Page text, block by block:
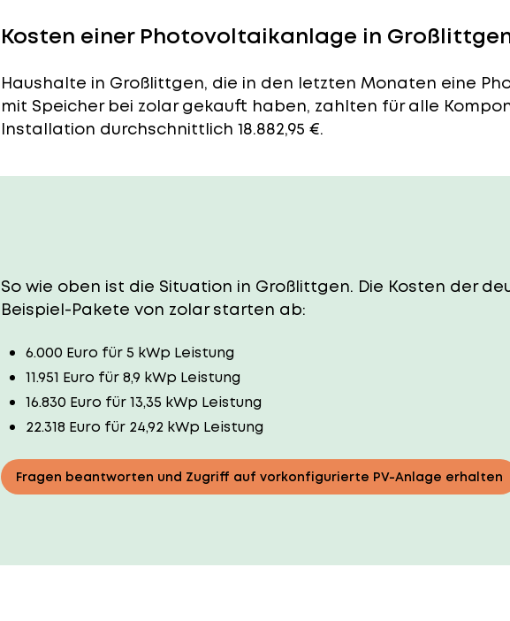
Kosten einer Photovoltaikanlage in
Haushalte in Großlittgen, die in den letzten Monaten eine
mit Speicher bei zolar gekauft haben, zahlten für alle
Installation durchschnittlich 18.882,95 €.
So wie oben ist die Situation in Großlittgen. Die Kosten der
Beispiel-Pakete von zolar starten ab:
6.000 Euro für 5 kWp Leistung
11.951 Euro für 8,9 kWp Leistung
16.830 Euro für 13,35 kWp Leistung
22.318 Euro für 24,92 kWp Leistung
Fragen beantworten und Zugriff auf vorkonfigurierte PV-Anlage erhalten